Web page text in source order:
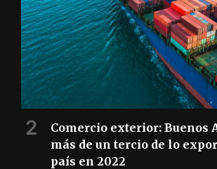
Comercio exterior: Buenos
más de un tercio de lo
país en 2022